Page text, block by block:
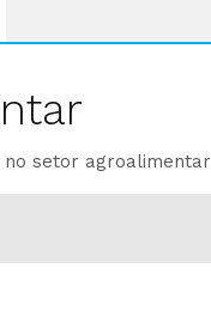
no setor agroalimentar